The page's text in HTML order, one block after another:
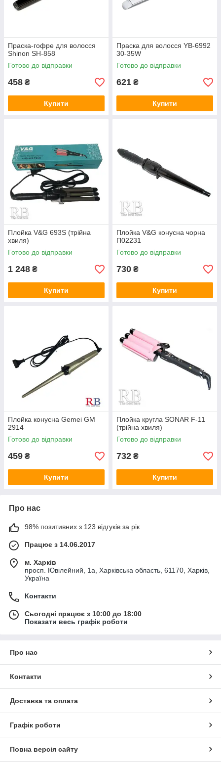
Праска-гофре для волосся
Shinon SH-858
Готово до відправки
458 ₴
Купити
Праска для волосся YB-6992
30-35W
Готово до відправки
621 ₴
Купити
Плойка V&G 693S (трійна
хвиля)
Готово до відправки
1 248 ₴
Купити
Плойка V&G конусна чорна
П02231
Готово до відправки
730 ₴
Купити
Плойка конусна Gemei GM
2914
Готово до відправки
459 ₴
Купити
Плойка кругла SONAR F-11
(трійна хвиля)
Готово до відправки
732 ₴
Купити
Про нас
98% позитивних з 123 відгуків за рік
Працює з 14.06.2017
м. Харків
просп. Ювілейний, 1а, Харківська область, 61170, Харків,
Україна
Контакти
Сьогодні працює з 10:00 до 18:00
Показати весь графік роботи
Про нас
Контакти
Доставка та оплата
Графік роботи
Повна версія сайту